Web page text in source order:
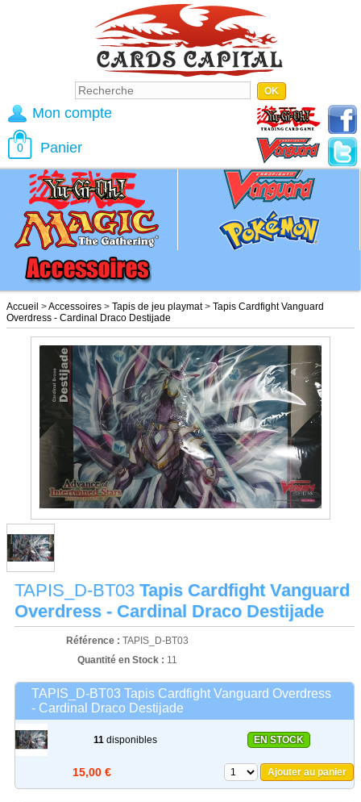
Accueil >Accessoires > Tapis de jeu playmat > Tapis Cardfight Vanguard
Overdress - Cardinal Draco Destijade
TAPIS_D-BT03 Tapis Cardfight Vanguard
Overdress - Cardinal Draco Destijade
Référence : TAPIS_D-BT03
Quantité en Stock : 11
TAPIS_D-BT03 Tapis Cardfight Vanguard Overdress
- Cardinal Draco Destijade
11 disponibles EN STOCK
15,00 € Ajouter au panier
Mon compte
0 Panier